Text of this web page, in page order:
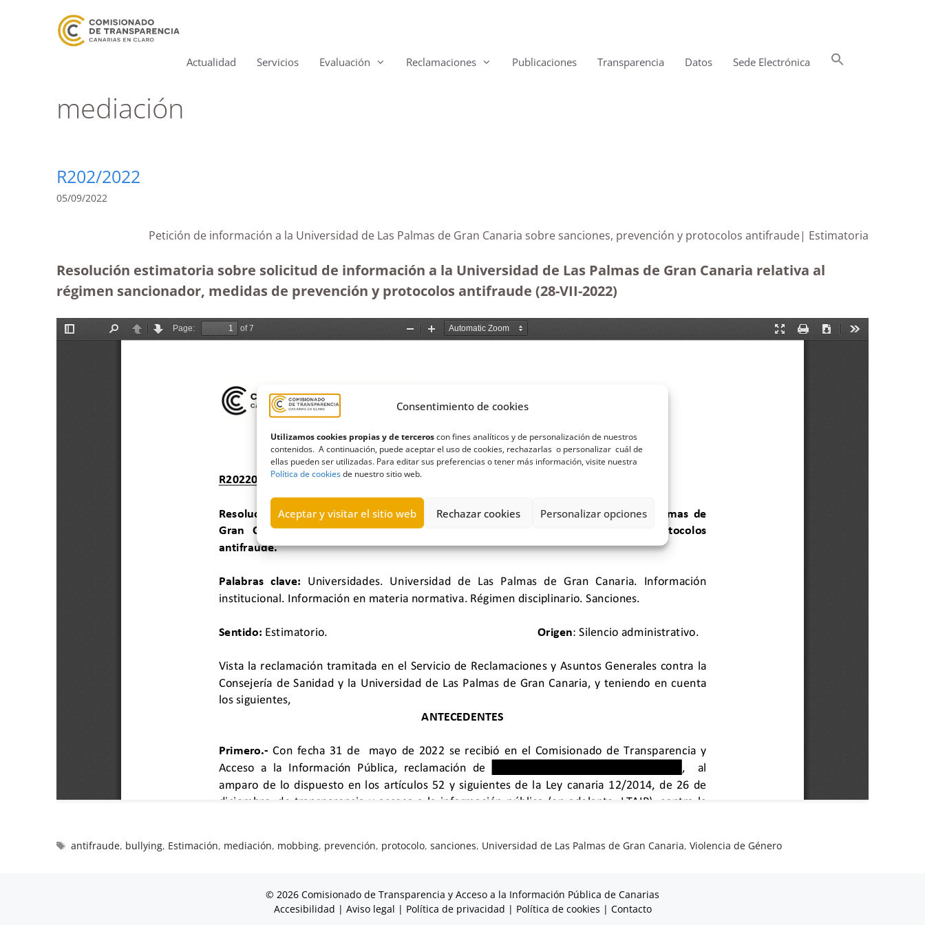
Consentimiento de cookies
Utilizamos cookies propias y de terceroscon fines analíticos y de personalización de nuestros
contenidos. A continuación, puede aceptar el uso de cookies, rechazarlas o personalizar cuál de
ellas pueden ser utilizadas. Para editar sus preferencias o tener más información, visite nuestra
Política de cookiesde nuestro sitio web.
Aceptar y visitar el sitio web Rechazar cookies Personalizar opciones
Actualidad Servicios Evaluación Reclamaciones Publicaciones Transparencia Datos Sede Electrónica
mediación
R202/2022
05/09/2022
Petición de información a la Universidad de Las Palmas de Gran Canaria sobre sanciones, prevención y protocolos antifraude| Estimatoria
Resolución estimatoria sobre solicitud de información a la Universidad de Las Palmas de Gran Canaria relativa al
régimen sancionador, medidas de prevención y protocolos antifraude (28-VII-2022)
antifraude, bullying, Estimación, mediación, mobbing, prevención, protocolo,sanciones, Universidad de Las Palmas de Gran Canaria,Violencia de Género
© 2026 Comisionado de Transparencia y Acceso a la Información Pública de Canarias
Accesibilidad | Aviso legal | Política de privacidad | Política de cookies | Contacto